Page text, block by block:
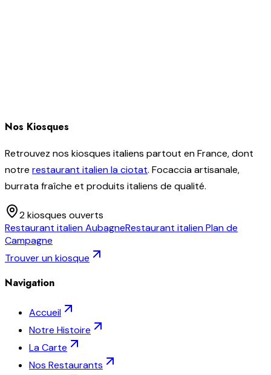
Nos Kiosques
Retrouvez nos kiosques italiens partout en France, dont
notre restaurant italien la ciotat. Focaccia artisanale,
burrata fraîche et produits italiens de qualité.
2kiosques ouverts
Restaurant italienAubagneRestaurant italienPlan de
Campagne
Trouver un kiosque
Navigation
Accueil
Notre Histoire
La Carte
Nos Restaurants